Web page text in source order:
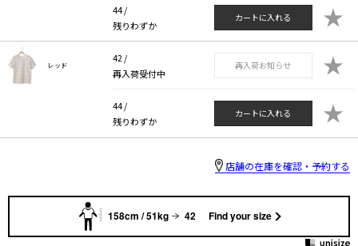
44 /
残りわずか
カートに入れる ★
レッド
42 /
再入荷受付中
再入荷お知らせ ★
44 /
残りわずか
カートに入れる ★
店舗の在庫を確認・予約する
158cm / 51kg 42 Find your size